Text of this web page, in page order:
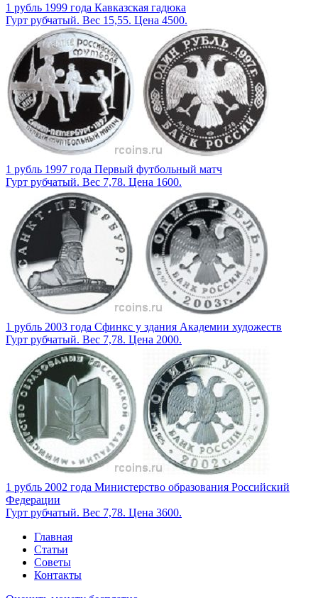
1 рубль 1999 года Кавказская гадюка
Гурт рубчатый. Вес 15,55. Цена 4500.
1 рубль 1997 года Первый футбольный матч
Гурт рубчатый. Вес 7,78. Цена 1600.
1 рубль 2003 года Сфинкс у здания Академии художеств
Гурт рубчатый. Вес 7,78. Цена 2000.
1 рубль 2002 года Министерство образования Российский
Федерации
Гурт рубчатый. Вес 7,78. Цена 3600.
Главная
Статьи
Советы
Контакты